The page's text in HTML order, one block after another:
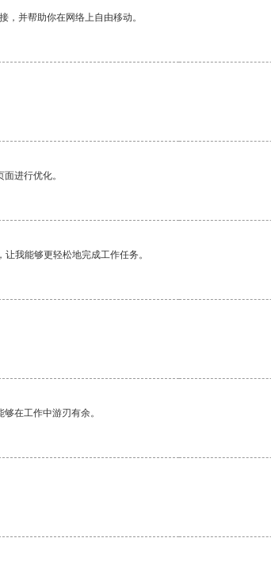
，并帮助你在网络上自由移动。
进行优化。
我能够更轻松地完成工作任务。
在工作中游刃有余。